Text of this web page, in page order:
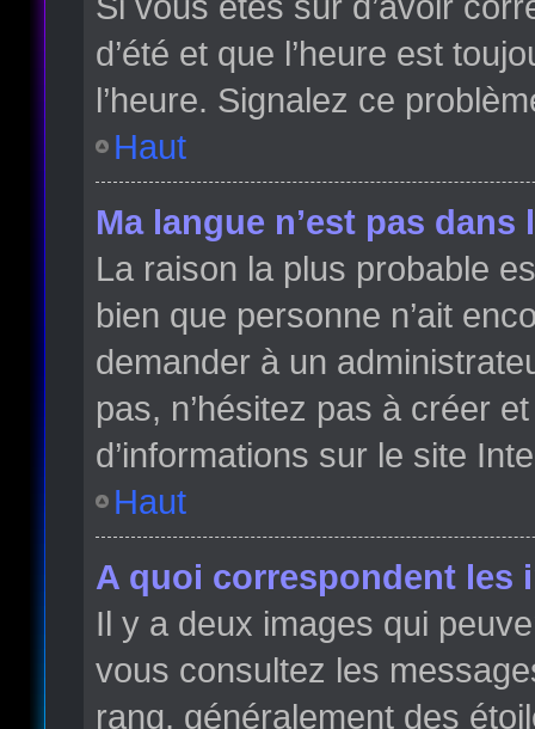
d’été et que l’heure est
l’heure. Signalez ce
Haut
Ma langue n’est pas dans
La raison la plus probable
bien que personne n’ait
demander à un
pas, n’hésitez pas à créer
d’informations sur le site
Haut
A quoi correspondent les
Il y a deux images qui
vous consultez les
rang, généralement des